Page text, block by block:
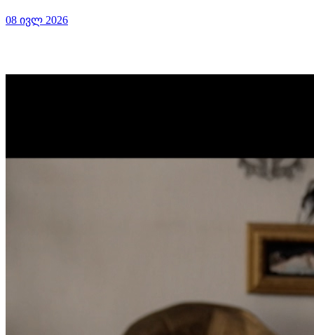
08 ივლ 2026